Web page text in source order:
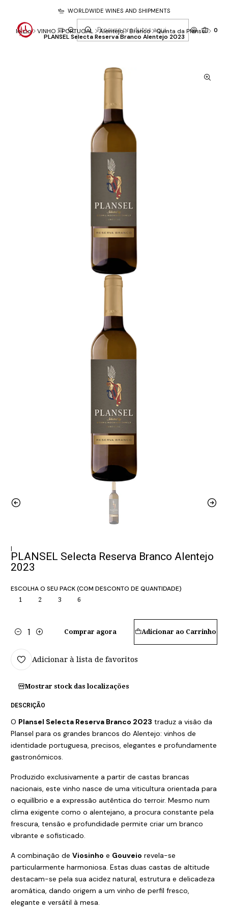
0
WORLDWIDE WINES AND SHIPMENTS
Início VINHO PORTUGAL Alentejo Branco Quinta da Plansel
PLANSEL Selecta Reserva Branco Alentejo 2023
|
PLANSEL Selecta Reserva Branco Alentejo
2023
ESCOLHA O SEU PACK (COM DESCONTO DE QUANTIDADE)
1 2 3 6
Quantidade
Adicionar ao Carrinho
Comprar agora
Adicionar à lista de favoritos
Mostrar stock das localizações
DESCRIÇÃO
O Plansel Selecta Reserva Branco 2023 traduz a visão da
Plansel para os grandes brancos do Alentejo: vinhos de
identidade portuguesa, precisos, elegantes e profundamente
gastronómicos.
Produzido exclusivamente a partir de castas brancas
nacionais, este vinho nasce de uma viticultura orientada para
o equilíbrio e a expressão autêntica do terroir. Mesmo num
clima exigente como o alentejano, a procura constante pela
frescura, tensão e profundidade permite criar um branco
vibrante e sofisticado.
A combinação de Viosinho e Gouveio revela-se
particularmente harmoniosa. Estas duas castas de altitude
destacam-se pela sua acidez natural, estrutura e delicadeza
aromática, dando origem a um vinho de perfil fresco,
elegante e versátil à mesa.